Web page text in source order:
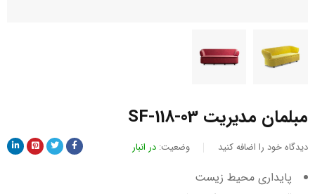
مبلمان مدیریت SF-118-03
دیدگاه خود را اضافه کنید وضعیت: در انبار
پایداری محیط زیست